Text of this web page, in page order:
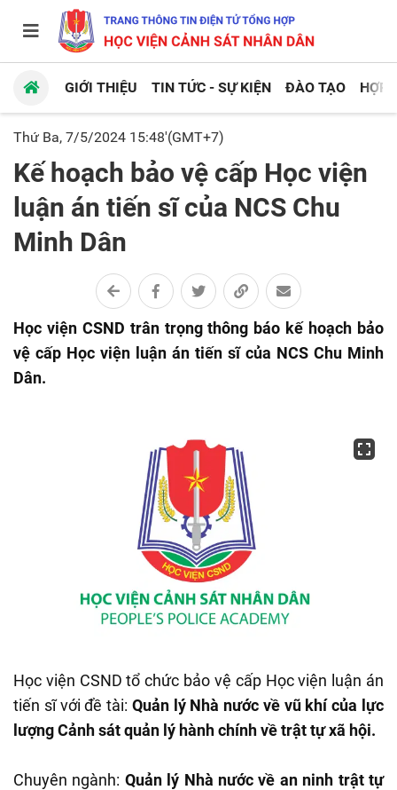
GIỚI THIỆU TIN TỨC - SỰ KIỆN ĐÀO TẠO HỢP
Thứ Ba, 7/5/2024 15:48'(GMT+7)
Kế hoạch bảo vệ cấp Học viện
luận án tiến sĩ của NCS Chu
Minh Dân
Học viện CSND trân trọng thông báo kế hoạch bảo
vệ cấp Học viện luận án tiến sĩ của NCS Chu Minh
Dân.
Học viện CSND tổ chức bảo vệ cấp Học viện luận án
tiến sĩ với đề tài: Quản lý Nhà nước về vũ khí của lực
lượng Cảnh sát quản lý hành chính về trật tự xã hội.
Chuyên ngành: Quản lý Nhà nước về an ninh trật tự